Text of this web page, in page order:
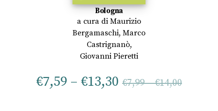
Bologna
a cura di Maurizio
Bergamaschi, Marco
Castrignanò,
Giovanni Pieretti
€7,59 – €13,30 €7,99–€14,00